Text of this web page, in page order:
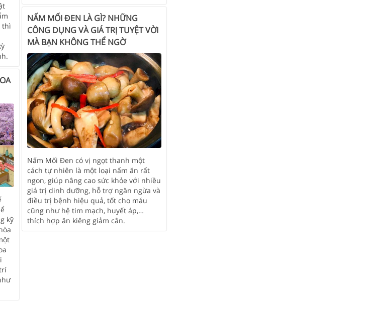
thì
NẤM MỐI ĐEN LÀ GÌ? NHỮNG
CÔNG DỤNG VÀ GIÁ TRỊ TUYỆT VỜI
MÀ BẠN KHÔNG THỂ NGỜ
Nấm Mối Đen có vị ngọt thanh một
cách tự nhiên là một loại nấm ăn rất
ngon, giúp nâng cao sức khỏe với nhiều
giá trị dinh dưỡng, hỗ trợ ngăn ngừa và
điều trị bệnh hiệu quả, tốt cho máu
cũng như hệ tim mạch, huyết áp,…
thích hợp ăn kiêng giảm cân.
kỹ